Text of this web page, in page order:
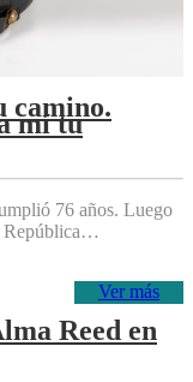
camino.
mí tu
76 años. Luego
República…
Ver más
Reed en